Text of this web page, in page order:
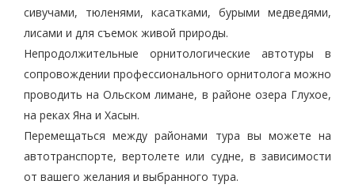
сивучами, тюленями, кaсатками, бурыми медведями,
лисами и для съемок живой природы.
Непродолжительные орнитологические автотуры в
сопровождении профессионального орнитолога можно
проводить на Ольском лимане, в районе озера Глухое,
на реках Яна и Хасын.
Перемещаться между районами тура вы можете на
автотранспорте, вертолете или судне, в зависимости
от вашего желания и выбранного тура.